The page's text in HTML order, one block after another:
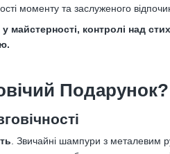
моменту та заслуженого
контролі над
Подарунок?
. Звичайні шампури з металевим